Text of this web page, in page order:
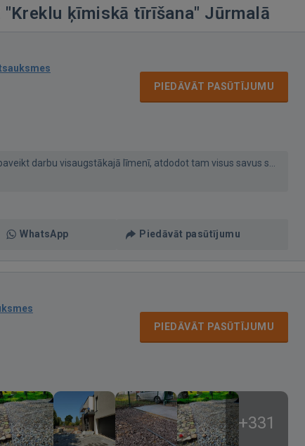
ķīmiskā tīrīšana" Jūrmalā
PIEDĀVĀT PASŪTĪJUMU
darbu visaugstākajā līmenī, atdodot tam visus savus s...
WhatsApp Piedāvāt pasūtījumu
PIEDĀVĀT PASŪTĪJUMU
+331